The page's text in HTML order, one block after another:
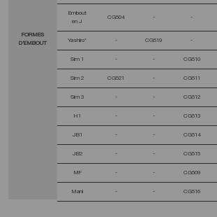
FORMES
D’EMBOUT
Embout
en J
CG504 - -
Yashiro* - CG519 -
Sim 1 - - CG510
Sim 2 CG521 - CG511
Sim 3 - - CG512
H1 - - CG513
JB1 - - CG514
JB2 - - CG515
MF - - CG509
Mani - - CG516